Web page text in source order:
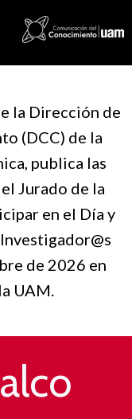
la Dirección de
(DCC) de la
publica las
Jurado de la
en el Día y
de 2026 en
UAM.